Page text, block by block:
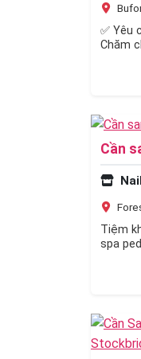
✅ Yêu
Chăm
Cần
Tiệm
spa